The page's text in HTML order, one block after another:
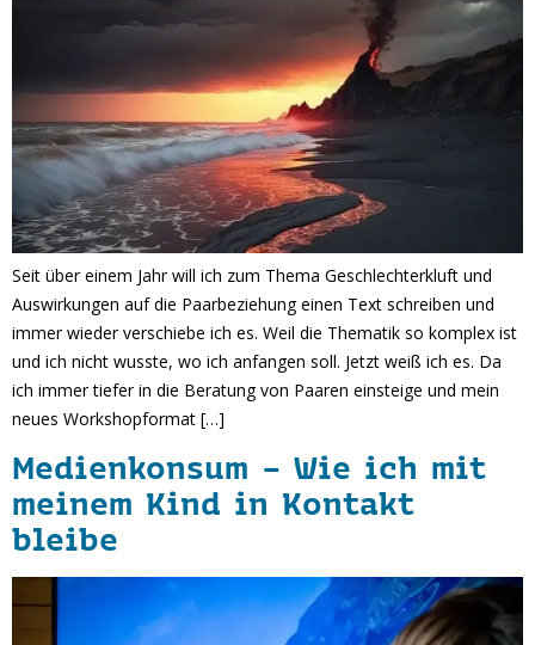
Seit über einem Jahr will ich zum Thema Geschlechterkluft und
Auswirkungen auf die Paarbeziehung einen Text schreiben und
immer wieder verschiebe ich es. Weil die Thematik so komplex ist
und ich nicht wusste, wo ich anfangen soll. Jetzt weiß ich es. Da
ich immer tiefer in die Beratung von Paaren einsteige und mein
neues Workshopformat […]
Medienkonsum – Wie ich mit
meinem Kind in Kontakt
bleibe